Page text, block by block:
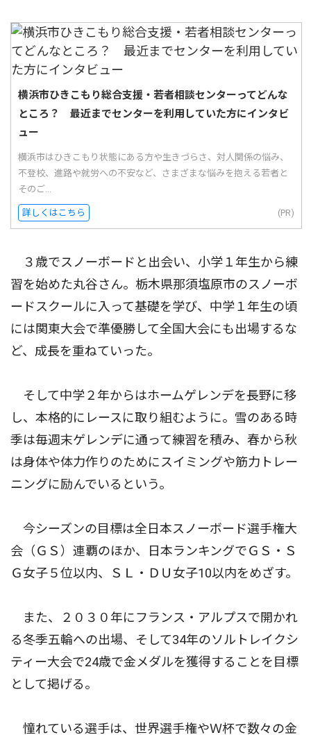
横浜市ひきこもり総合支援・若者相談センターってどんな
ところ？ 最近までセンターを利用していた方にインタビ
ュー
横浜市はひきこもり状態にある方や生きづらさ、対人関係の悩み、
不登校、進路や就労への不安など、さまざまな悩みを抱える若者と
そのご...
詳しくはこちら (PR)
３歳でスノーボードと出会い、小学１年生から練
習を始めた丸谷さん。栃木県那須塩原市のスノーボ
ードスクールに入って基礎を学び、中学１年生の頃
には関東大会で準優勝して全国大会にも出場するな
ど、成長を重ねていった。
そして中学２年からはホームゲレンデを長野に移
し、本格的にレースに取り組むように。雪のある時
季は毎週末ゲレンデに通って練習を積み、春から秋
は身体や体力作りのためにスイミングや筋力トレー
ニングに励んでいるという。
今シーズンの目標は全日本スノーボード選手権大
会（ＧＳ）連覇のほか、日本ランキングでＧＳ・Ｓ
Ｇ女子５位以内、ＳＬ・ＤＵ女子10以内をめざす。
また、２０３０年にフランス・アルプスで開かれ
る冬季五輪への出場、そして34年のソルトレイクシ
ティー大会で24歳で金メダルを獲得することを目標
として掲げる。
憧れている選手は、世界選手権やＷ杯で数々の金